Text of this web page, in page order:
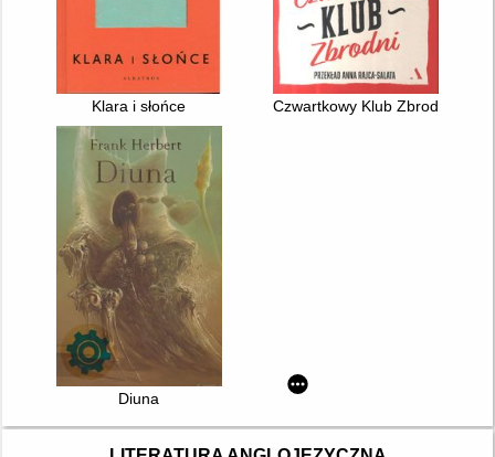
Klara i słońce Czwartkowy Klub Zbrodni
Diuna